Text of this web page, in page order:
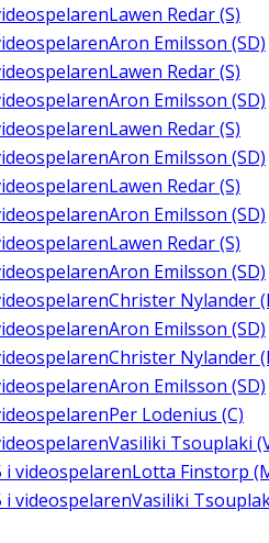
Lawen Redar (S)
Aron Emilsson (SD)
Lawen Redar (S)
Aron Emilsson (SD)
Lawen Redar (S)
Aron Emilsson (SD)
Lawen Redar (S)
Aron Emilsson (SD)
Lawen Redar (S)
Aron Emilsson (SD)
Christer Nylander
Aron Emilsson (SD)
Christer Nylander
Aron Emilsson (SD)
Per Lodenius (C)
Vasiliki Tsouplaki
i videospelarenLotta Finstorp
i videospelarenVasiliki